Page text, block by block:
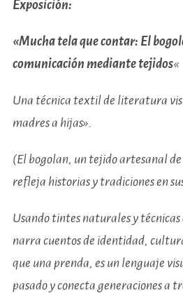
Exposición:
«Mucha tela que contar: El
comunicación mediante tejidos«
Una técnica textil de literatura
madres a hijas».
(El bogolan, un tejido artesanal
refleja historias y tradiciones en
Usando tintes naturales y
narra cuentos de identidad,
que una prenda, es un lenguaje
pasado y conecta generaciones a